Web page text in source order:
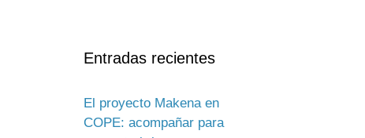
Entradas recientes
El proyecto Makena en
COPE: acompañar para